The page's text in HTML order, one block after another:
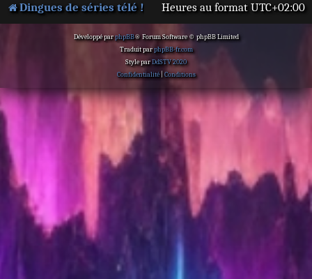
Dingues de séries télé ! Heures au format UTC+02:00
Développé parphpBB® Forum Software © phpBB Limited
Traduit parphpBB-fr.com
Style parDdSTV 2020
Confidentialité| Conditions